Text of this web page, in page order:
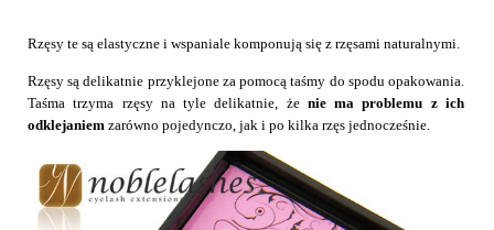
Rzęsy te są elastyczne i wspaniale komponują się z rzęsami naturalnymi.
Rzęsy są delikatnie przyklejone za pomocą taśmy do spodu opakowania.
Taśma trzyma rzęsy na tyle delikatnie, że nie ma problemu z ich
odklejaniem zarówno pojedynczo, jak i po kilka rzęs jednocześnie.